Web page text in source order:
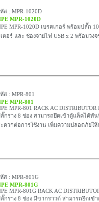
ส : MPR-1020D
MPR-1020D
MPR-1020D เบรคเกอร์ พร้อมปลั๊ก
ตอร์ และ ช่องจ่ายไฟ USB x 2 พร้อมวงจ
ส : MPR-801
MPR-801
MPR-801 RACK AC DISTRIBUTOR
กราง 8 ช่อง สามารถยึดเข้าตู้แล็คได้ทั
ดวกต่อการใช้งาน เพิ่มความปลอดภัยให้
ส : MPR-801G
MPR-801G
MPR-801G RACK AC
กราง 8 ช่อง มีขากราวด์ สามารถยึดเข้